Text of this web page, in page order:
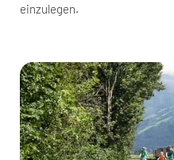
einzulegen.